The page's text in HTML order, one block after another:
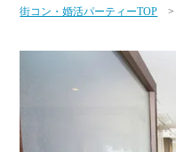
今週の婚活パーティー
婚活パーティーの流
アフターアプローチ
街コン・婚活パーティーTOP